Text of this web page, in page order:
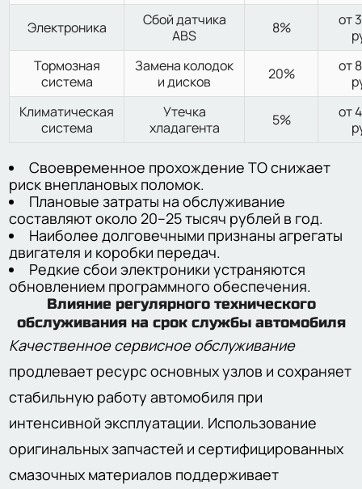
Электроника
Сбой датчика
ABS
8%
от
Тормозная
система
Замена колодок
и дисков
20%
от
Климатическая
система
Утечка
хладагента
5%
от
Своевременное прохождение ТО снижает
риск внеплановых поломок.
Плановые затраты на обслуживание
составляют около 20–25 тысяч рублей в год.
Наиболее долговечными признаны агрегаты
двигателя и коробки передач.
Редкие сбои электроники устраняются
обновлением программного обеспечения.
Влияние регулярного технического
обслуживания на срок службы автомобиля
Качественное сервисное обслуживание
продлевает ресурс основных узлов и сохраняет
стабильную работу автомобиля при
интенсивной эксплуатации. Использование
оригинальных запчастей и сертифицированных
смазочных материалов поддерживает